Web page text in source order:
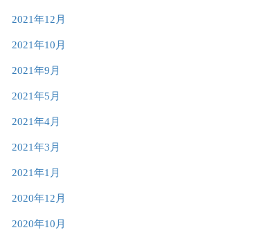
2021年12月
2021年10月
2021年9月
2021年5月
2021年4月
2021年3月
2021年1月
2020年12月
2020年10月